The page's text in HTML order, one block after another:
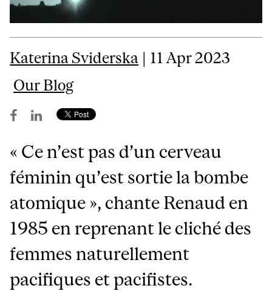
Katerina Sviderska | 11 Apr 2023
Our Blog
« Ce n’est pas d’un cerveau
féminin qu’est sortie la bombe
atomique », chante Renaud en
1985 en reprenant le cliché des
femmes naturellement
pacifiques et pacifistes.